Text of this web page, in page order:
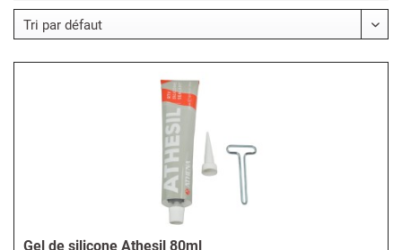
Gel de silicone Athesil 80ml